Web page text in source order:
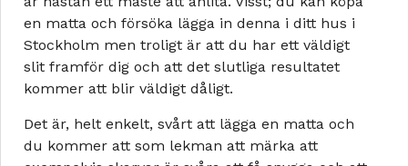
en matta och försöka lägga in denna i ditt hus i
Stockholm men troligt är att du har ett väldigt
slit framför dig och att det slutliga resultatet
kommer att blir väldigt dåligt.
Det är, helt enkelt, svårt att lägga en matta och
du kommer att som lekman att märka att